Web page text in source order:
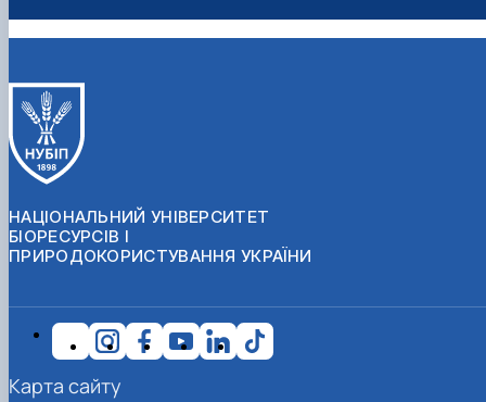
НАЦІОНАЛЬНИЙ УНІВЕРСИТЕТ
БІОРЕСУРСІВ І
ПРИРОДОКОРИСТУВАННЯ УКРАЇНИ
Карта сайту